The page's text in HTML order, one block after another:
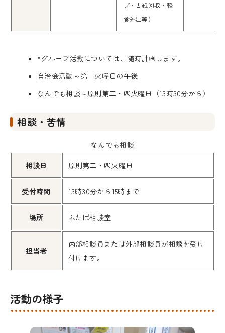
ブ・古紙回収・軽
食外出等）
*グループ活動については、随時計画します。
自治会活動～第一火曜日の午後
なんでも相談～原則第二・四火曜日（13時30分から）
相談・苦情
なんでも相談
相談日 原則第二・四火曜日
受付時間 13時30分から15時まで
場所 ふたば相談室
担当者
内部相談員または外部相談員が相談を受け
付けます。
活動の様子